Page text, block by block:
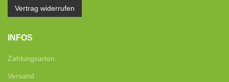
Vertrag widerrufen
INFOS
Zahlungsarten
Versand